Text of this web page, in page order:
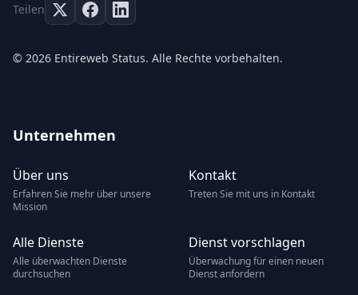
Teilen
© 2026 Entireweb Status. Alle Rechte vorbehalten.
Unternehmen
Über uns
Erfahren Sie mehr über unsere
Mission
Kontakt
Treten Sie mit uns in Kontakt
Alle Dienste
Alle überwachten Dienste
durchsuchen
Dienst vorschlagen
Überwachung für einen neuen
Dienst anfordern